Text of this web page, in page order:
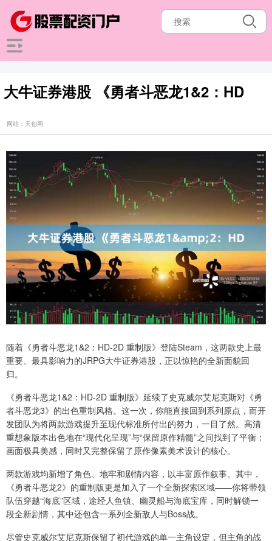
大牛证券港股 《勇者斗恶龙1&2：HD
网站：天创网
随着《勇者斗恶龙1&2：HD-2D 重制版》登陆Steam，这两款史上最
重要、最具影响力的JRPG大牛证券港股，正以惊艳的全新面貌回
归。
《勇者斗恶龙1&2：HD-2D 重制版》延续了史克威尔艾尼克斯对《勇
者斗恶龙3》的出色重制风格。这一次，你能直接回到系列原点，而开
发团队为将两款游戏提升至现代标准所付出的努力，一目了然。高清
重想象版本出色地在“现代化呈现”与“保留原作精髓”之间找到了平衡：
画面极具美感，同时又完整保留了原作像素美术设计的核心。
两款游戏均新增了角色、地牢和剧情内容，以丰富原作叙事。其中，
《勇者斗恶龙2》的重制版更是加入了一个全新探索区域——你将带领
队伍穿越“海底”区域，途经人鱼镇、幽灵船与海底宝库，同时解锁一
段全新剧情，其中还包含一系列全新敌人与Boss战。
尽管史克威尔艾尼克斯保留了初代游戏的单一主角设定，但主角的战